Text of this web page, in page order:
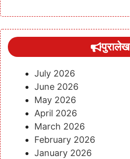
पुरालेख
July 2026
June 2026
May 2026
April 2026
March 2026
February 2026
January 2026